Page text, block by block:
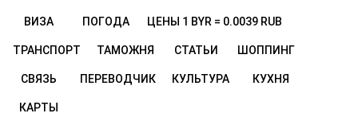
ВИЗА ПОГОДА ЦЕНЫ 1 BYR = 0.0039 RUB
ТРАНСПОРТ ТАМОЖНЯ СТАТЬИ ШОППИНГ
СВЯЗЬ ПЕРЕВОДЧИК КУЛЬТУРА КУХНЯ
КАРТЫ